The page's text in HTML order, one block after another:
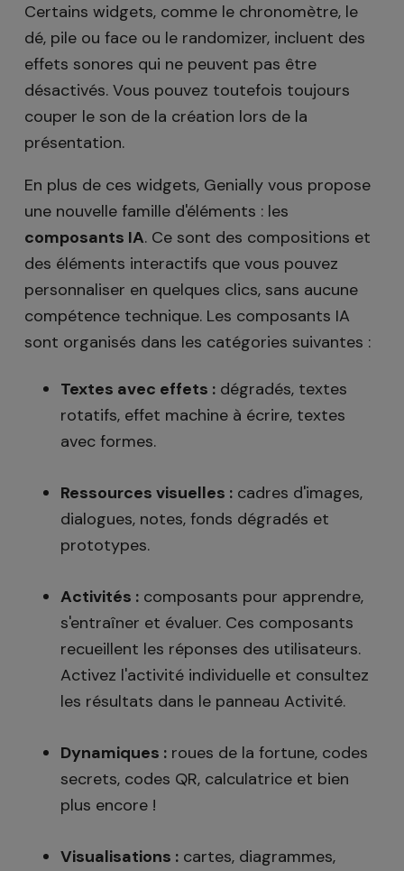
Certains widgets, comme le chronomètre, le
dé, pile ou face ou le randomizer, incluent des
effets sonores qui ne peuvent pas être
désactivés. Vous pouvez toutefois toujours
couper le son de la création lors de la
présentation.
En plus de ces widgets, Genially vous propose
une nouvelle famille d'éléments : les
composants IA. Ce sont des compositions et
des éléments interactifs que vous pouvez
personnaliser en quelques clics, sans aucune
compétence technique. Les composants IA
sont organisés dans les catégories suivantes :
Textes avec effets : dégradés, textes
rotatifs, effet machine à écrire, textes
avec formes.
Ressources visuelles : cadres d'images,
dialogues, notes, fonds dégradés et
prototypes.
Activités : composants pour apprendre,
s'entraîner et évaluer. Ces composants
recueillent les réponses des utilisateurs.
Activez l'activité individuelle et consultez
les résultats dans le panneau Activité.
Dynamiques : roues de la fortune, codes
secrets, codes QR, calculatrice et bien
plus encore !
Visualisations : cartes, diagrammes,